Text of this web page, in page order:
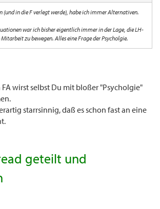
(und in die F verlegt werde), habe ich immer Alternativen.
war ich bisher eigentlich immer in der Lage, die LH-
zu bewegen. Alles eine Frage der Psycholgie.
wirst selbst Du mit bloßer "Psycholgie"
starrsinnig, daß es schon fast an eine
geteilt und